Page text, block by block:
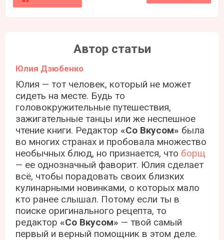
Автор статьи
Юлия Дзюбенко
Юлия — тот человек, который не может
сидеть на месте. Будь то
головокружительные путешествия,
зажигательные танцы или же неспешное
чтение книги. Редактор«Со Вкусом» была
во многих странах и пробовала множество
необычных блюд, но признается, что борщ
— ее однозначный фаворит. Юлия сделает
всё, чтобы порадовать своих близких
кулинарными новинками, о которых мало
кто ранее слышал. Потому если ты в
поиске оригинального рецепта, то
редактор«Со Вкусом» — твой самый
первый и верный помощник в этом деле.